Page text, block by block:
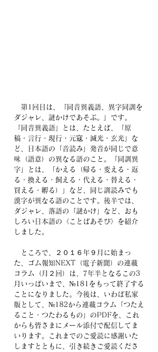
第1回目は、『同音異義語、異字同訓を
ダジャレ、謎かけであそぶ。』です。
「同音異義語」とは、たとえば、「原
稿・言行・現行・元寇・減光・玄光」な
ど、日本語の「音読み」発音が同じで意
味（語意）の異なる語のこと。「同訓異
字」とは、「かえる（帰る・変える・返
る・換える・飼える・代える・替える・
買える・孵る）」など、同じ訓読みでも
漢字が異なる語のことです。後半では、
ダジャレ、落語の「謎かけ」など、おも
しろい日本語の〈ことばあそび〉を紹介
しました。
ところで、２０１６年９月に始まっ
た、ゴム報知NEXT（電子新聞）の連載
コラム（月２回）は、7年半となるこの3
月いっぱいまで、№181をもって終了する
ことになりました。今後は、いわば私家
版として、№182から連載コラム「つたえ
ること・つたわるもの」のPDFを、これ
からも皆さまにメール添付で配信してま
いります。これまでのご愛読に感謝いた
しますとともに、引き続きご愛読くださ